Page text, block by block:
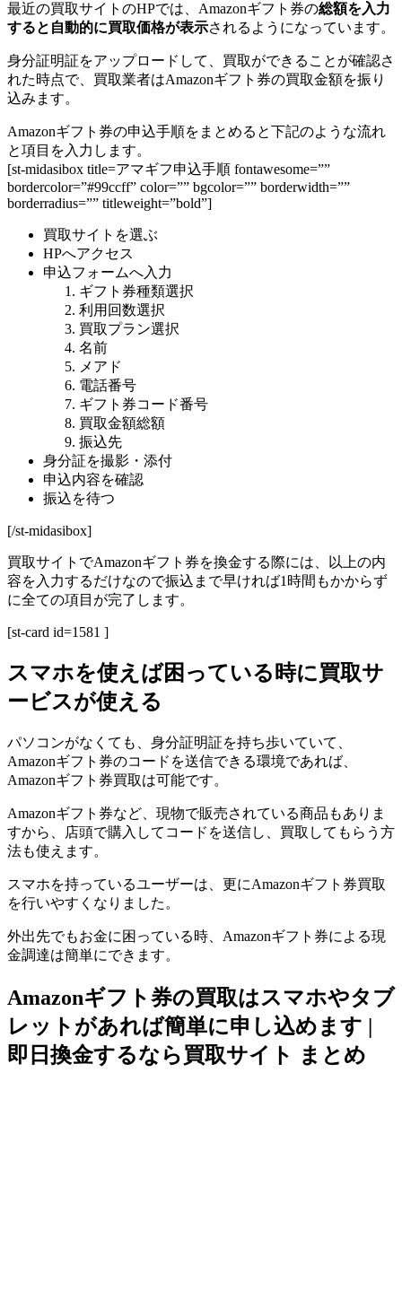
最近の買取サイトのHPでは、Amazonギフト券の総額を入力
すると自動的に買取価格が表示されるようになっています。
身分証明証をアップロードして、買取ができることが確認さ
れた時点で、買取業者はAmazonギフト券の買取金額を振り
込みます。
Amazonギフト券の申込手順をまとめると下記のような流れ
と項目を入力します。
[st-midasibox title=アマギフ申込手順 fontawesome=””
bordercolor=”#99ccff” color=”” bgcolor=”” borderwidth=””
borderradius=”” titleweight=”bold”]
買取サイトを選ぶ
HPへアクセス
申込フォームへ入力
ギフト券種類選択
利用回数選択
買取プラン選択
名前
メアド
電話番号
ギフト券コード番号
買取金額総額
振込先
身分証を撮影・添付
申込内容を確認
振込を待つ
[/st-midasibox]
買取サイトでAmazonギフト券を換金する際には、以上の内
容を入力するだけなので振込まで早ければ1時間もかからず
に全ての項目が完了します。
[st-card id=1581 ]
スマホを使えば困っている時に買取サ
ービスが使える
パソコンがなくても、身分証明証を持ち歩いていて、
Amazonギフト券のコードを送信できる環境であれば、
Amazonギフト券買取は可能です。
Amazonギフト券など、現物で販売されている商品もありま
すから、店頭で購入してコードを送信し、買取してもらう方
法も使えます。
スマホを持っているユーザーは、更にAmazonギフト券買取
を行いやすくなりました。
外出先でもお金に困っている時、Amazonギフト券による現
金調達は簡単にできます。
Amazonギフト券の買取はスマホやタブ
レットがあれば簡単に申し込めます |
即日換金するなら買取サイト まとめ